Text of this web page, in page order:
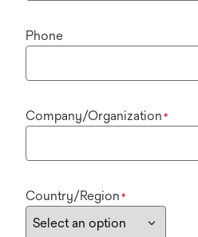
Phone
Company/Organization *
Country/Region *